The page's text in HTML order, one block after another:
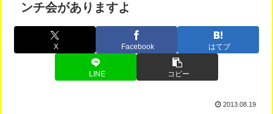
ンチ会がありますよ
X Facebook はてブ
LINE コピー
2013.08.19